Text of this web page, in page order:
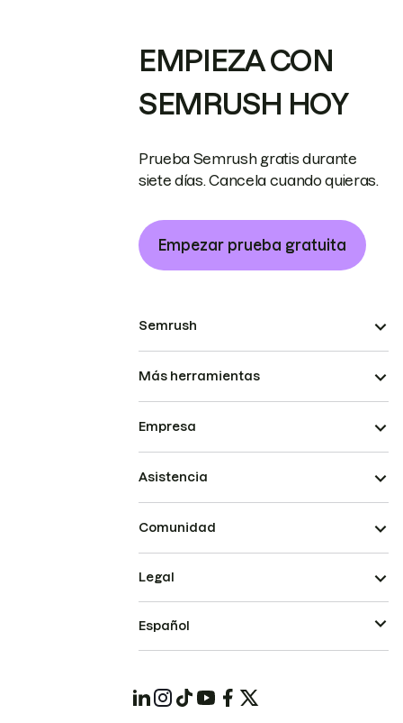
EMPIEZA CON
SEMRUSH HOY
Prueba Semrush gratis durante
siete días. Cancela cuando quieras.
Empezar prueba gratuita
Semrush
Más herramientas
Empresa
Asistencia
Comunidad
Legal
Español